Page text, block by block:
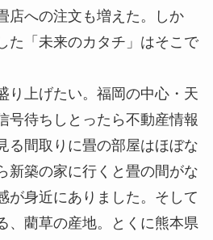
店への注文も増えた。しか
た「未来のカタチ」はそこで
り上げたい。福岡の中心・天
号待ちしとったら不動産情報
る間取りに畳の部屋はほぼな
新築の家に行くと畳の間がな
が身近にありました。そして
、藺草の産地。とくに熊本県